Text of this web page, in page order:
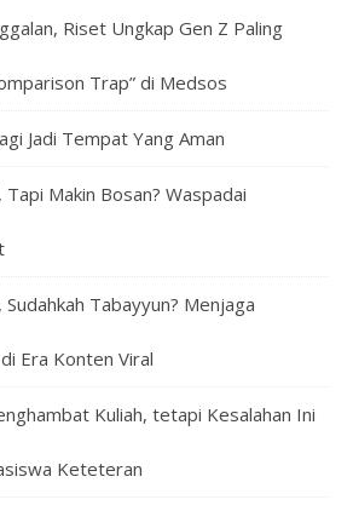
Riset Ungkap Gen Z Paling
Trap” di Medsos
Jadi Tempat Yang Aman
Makin Bosan? Waspadai
Tabayyun? Menjaga
Era Konten Viral
Kuliah, tetapi Kesalahan Ini
Keteteran